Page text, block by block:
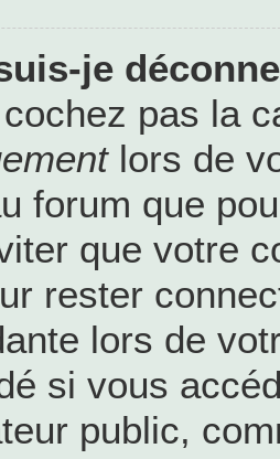
je
pas la
lors de
forum que
que votre
rester
lors de
si vous
public,